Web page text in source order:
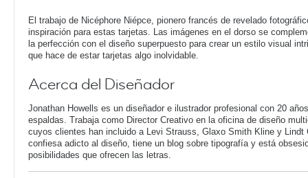
El trabajo de Nicéphore Niépce, pionero francés de revelado
inspiración para estas tarjetas. Las imágenes en el dorso se
la perfección con el diseño superpuesto para crear un estilo visual
que hace de estar tarjetas algo inolvidable.
Acerca del Diseñador
Jonathan Howells es un diseñador e ilustrador profesional con 20
espaldas. Trabaja como Director Creativo en la oficina de diseño
cuyos clientes han incluido a Levi Strauss, Glaxo Smith Kline y Lindt
confiesa adicto al diseño, tiene un blog sobre tipografía y está
posibilidades que ofrecen las letras.